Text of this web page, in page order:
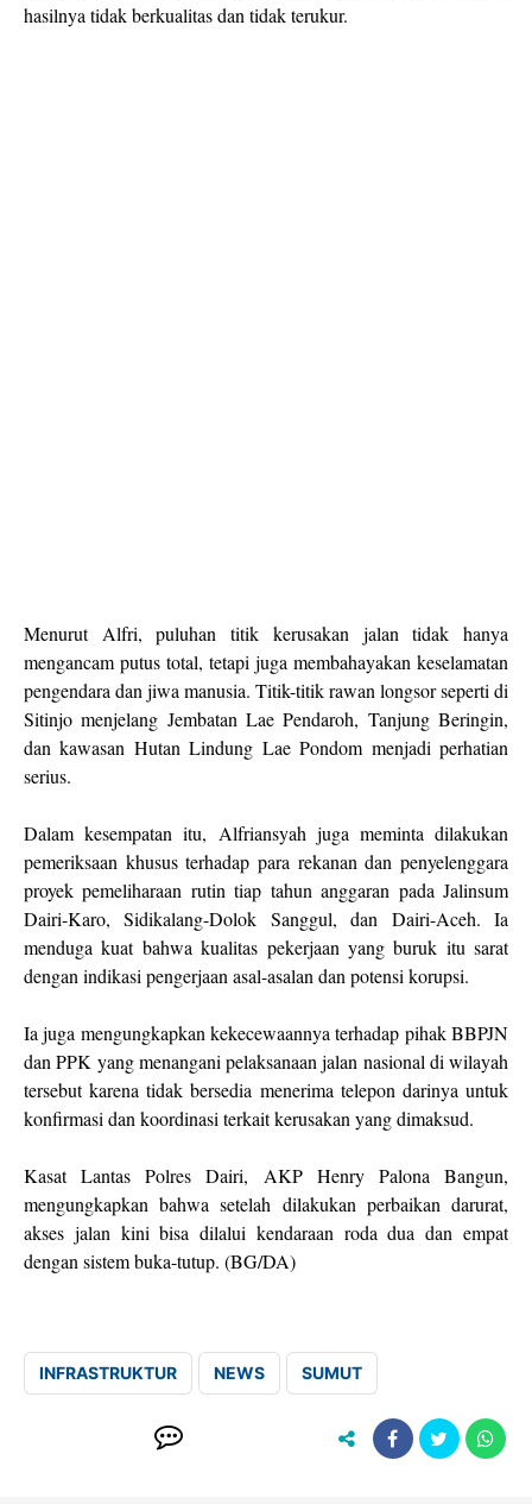
hasilnya tidak berkualitas dan tidak terukur.
Menurut Alfri, puluhan titik kerusakan jalan tidak hanya
mengancam putus total, tetapi juga membahayakan keselamatan
pengendara dan jiwa manusia. Titik-titik rawan longsor seperti di
Sitinjo menjelang Jembatan Lae Pendaroh, Tanjung Beringin,
dan kawasan Hutan Lindung Lae Pondom menjadi perhatian
serius.
Dalam kesempatan itu, Alfriansyah juga meminta dilakukan
pemeriksaan khusus terhadap para rekanan dan penyelenggara
proyek pemeliharaan rutin tiap tahun anggaran pada Jalinsum
Dairi-Karo, Sidikalang-Dolok Sanggul, dan Dairi-Aceh. Ia
menduga kuat bahwa kualitas pekerjaan yang buruk itu sarat
dengan indikasi pengerjaan asal-asalan dan potensi korupsi.
Ia juga mengungkapkan kekecewaannya terhadap pihak BBPJN
dan PPK yang menangani pelaksanaan jalan nasional di wilayah
tersebut karena tidak bersedia menerima telepon darinya untuk
konfirmasi dan koordinasi terkait kerusakan yang dimaksud.
Kasat Lantas Polres Dairi, AKP Henry Palona Bangun,
mengungkapkan bahwa setelah dilakukan perbaikan darurat,
akses jalan kini bisa dilalui kendaraan roda dua dan empat
dengan sistem buka-tutup. (BG/DA)
INFRASTRUKTUR NEWS SUMUT